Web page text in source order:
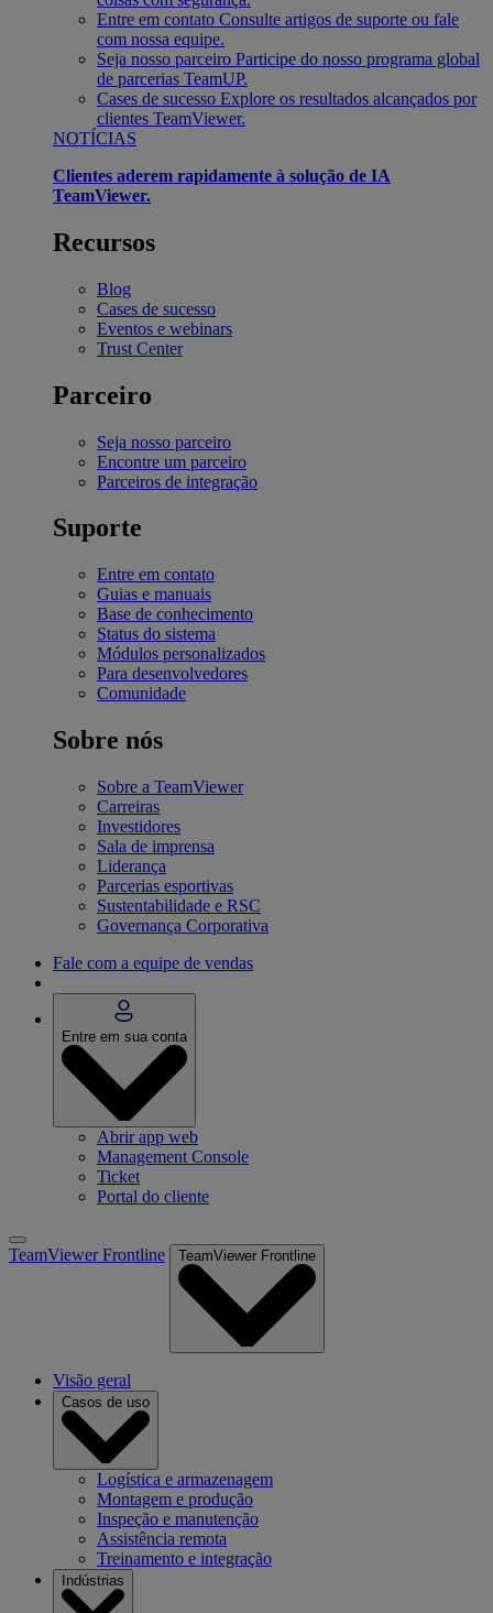
Entre em contato Consulte artigos de suporte ou fale
com nossa equipe.
Seja nosso parceiro Participe do nosso programa global
de parcerias TeamUP.
Cases de sucesso Explore os resultados alcançados por
clientes TeamViewer.
NOTÍCIAS
Clientes aderem rapidamente à solução de IA
TeamViewer.
Recursos
Blog
Cases de sucesso
Eventos e webinars
Trust Center
Parceiro
Seja nosso parceiro
Encontre um parceiro
Parceiros de integração
Suporte
Entre em contato
Guias e manuais
Base de conhecimento
Status do sistema
Módulos personalizados
Para desenvolvedores
Comunidade
Sobre nós
Sobre a TeamViewer
Carreiras
Investidores
Sala de imprensa
Liderança
Parcerias esportivas
Sustentabilidade e RSC
Governança Corporativa
Fale com a equipe de vendas
Entre em sua conta
Abrir app web
Management Console
Ticket
Portal do cliente
TeamViewer Frontline TeamViewer Frontline
Visão geral
Casos de uso
Logística e armazenagem
Montagem e produção
Inspeção e manutenção
Assistência remota
Treinamento e integração
Indústrias